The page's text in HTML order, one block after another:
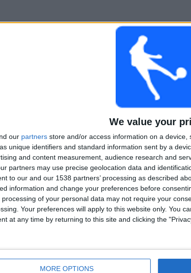
We value your
our partners store and/or access information on a device,
unique identifiers and standard information sent by a
and content measurement, audience research and
partners may use precise geolocation data and
to our and our 1538 partners’ processing as described
information and change your preferences before
processing of your personal data may not require your
Your preferences will apply to this website only. You
at any time by returning to this site and clicking the
MORE OPTIONS
7
VS
YHTEENSÄ
2
KILPAILUT
RANKING KILPAILUJEN MUKAAN
Campeonato Paranaense
29 (24,17%)
Näytä täydellinen ranking
PELIT VIIKONPÄIVIEN MUKAAN
KESKIVIIKKO TORSTAI LAUANTAI